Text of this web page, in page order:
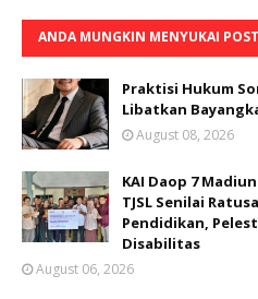
ANDA MUNGKIN MENYUKAI
Praktisi Hukum
Libatkan
August 08, 2026
KAI Daop 7
TJSL Senilai
Pendidikan,
Disabilitas
August 06, 2026